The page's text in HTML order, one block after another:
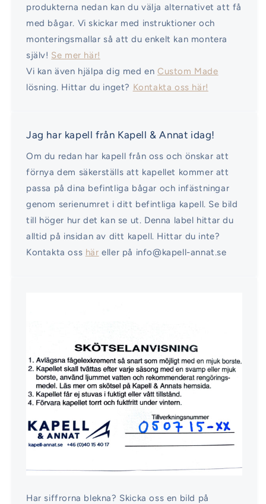
produkterna nedan kan du välja alternativet att få
med bågar. Vi skickar med instruktioner och
monteringsmallar så att du enkelt kan montera
själv! Se mer här!
Vi kan även hjälpa dig med enCustom Made
lösning. Hittar du inget? Kontakta oss här!
Jag har kapell från Kapell & Annat idag!
Om du redan har kapell från oss och önskar att
förnya dem säkerställs att kapellet kommer att
passa på dina befintliga bågar och infästningar
genom serienumret i ditt befintliga kapell. Se bild
till höger hur det kan se ut. Denna label hittar du
alltid på insidan av ditt kapell. Hittar du inte?
Kontakta oss här eller på info@kapell-annat.se
Har siffrorna blekna? Skicka oss en bild på